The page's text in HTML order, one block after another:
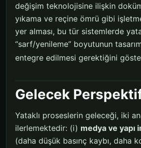
değişim teknolojisine ilişkin
yıkama ve reçine ömrü gibi
yer alması, bu tür sistemlerde
“sarf/yenileme” boyutunun
entegre edilmesi gerektiğini
Gelecek
Yataklı proseslerin geleceği, iki
ilerlemektedir: (i) medya ve yapı
(daha düşük basınç kaybı, daha